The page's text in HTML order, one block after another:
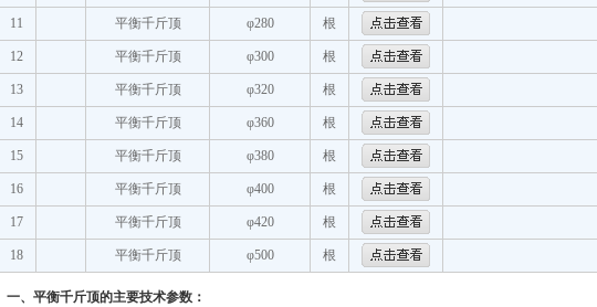
11 平衡千斤顶 φ280 根
12 平衡千斤顶 φ300 根
13 平衡千斤顶 φ320 根
14 平衡千斤顶 φ360 根
15 平衡千斤顶 φ380 根
16 平衡千斤顶 φ400 根
17 平衡千斤顶 φ420 根
18 平衡千斤顶 φ500 根
一、平衡千斤顶的主要技术参数：